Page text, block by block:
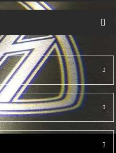
ve diğer
öneri formunu kullanarak
ederiz.
görüntülenemiyor.
bulunuyor.